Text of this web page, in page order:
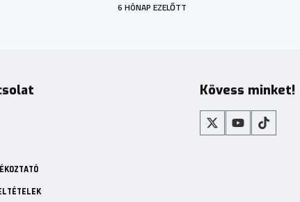
6 HÓNAP EZELŐTT
Kövess minket!